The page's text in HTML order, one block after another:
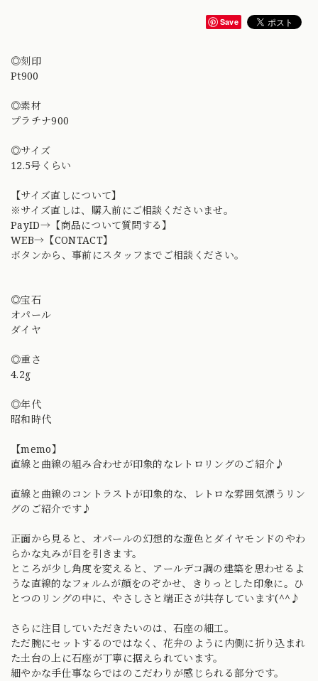
Save
◎刻印
Pt900
◎素材
プラチナ900
◎サイズ
12.5号くらい
【サイズ直しについて】
※サイズ直しは、購入前にご相談くださいませ。
PayID→【商品について質問する】
WEB→【CONTACT】
ボタンから、事前にスタッフまでご相談ください。
◎宝石
オパール
ダイヤ
◎重さ
4.2g
◎年代
昭和時代
【memo】
直線と曲線の組み合わせが印象的なレトロリングのご紹介♪
直線と曲線のコントラストが印象的な、レトロな雰囲気漂うリン
グのご紹介です♪
正面から見ると、オパールの幻想的な遊色とダイヤモンドのやわ
らかな丸みが目を引きます。
ところが少し角度を変えると、アールデコ調の建築を思わせるよ
うな直線的なフォルムが顔をのぞかせ、きりっとした印象に。ひ
とつのリングの中に、やさしさと端正さが共存しています(^^♪
さらに注目していただきたいのは、石座の細工。
ただ腕にセットするのではなく、花弁のように内側に折り込まれ
た土台の上に石座が丁寧に据えられています。
細やかな手仕事ならではのこだわりが感じられる部分です。